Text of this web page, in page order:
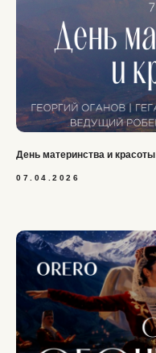
День материнства и красоты
07.04.2026